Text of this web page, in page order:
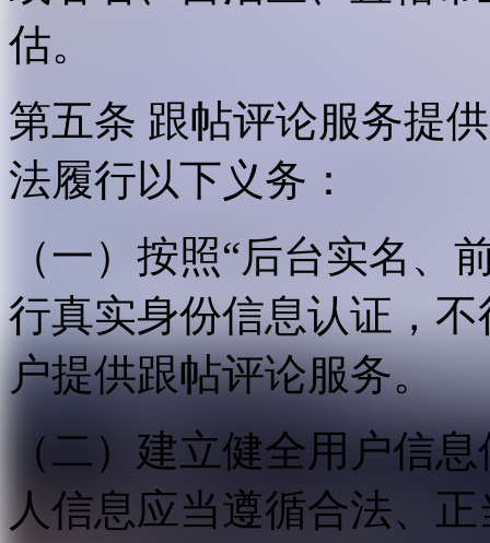
估。
第五条 跟帖评论服务提
法履行以下义务：
（一）按照“后台实名、
行真实身份信息认证，
户提供跟帖评论服务。
（二）建立健全用户信
人信息应当遵循合法、